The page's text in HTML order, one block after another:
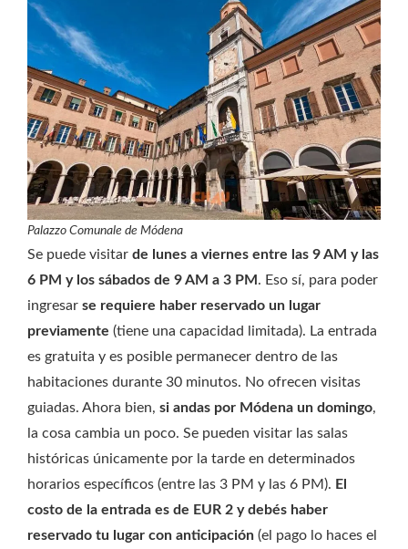
Palazzo Comunale de Módena
Se puede visitar de lunes a viernes entre las 9 AM y las
6 PM y los sábados de 9 AM a 3 PM . Eso sí, para poder
ingresar se requiere haber reservado un lugar
previamente (tiene una capacidad limitada). La entrada
es gratuita y es posible permanecer dentro de las
habitaciones durante 30 minutos. No ofrecen visitas
guiadas. Ahora bien, si andas por Módena un domingo,
la cosa cambia un poco. Se pueden visitar las salas
históricas únicamente por la tarde en determinados
horarios específicos (entre las 3 PM y las 6 PM). El
costo de la entrada es de EUR 2 y debés haber
reservado tu lugar con anticipación (el pago lo haces el